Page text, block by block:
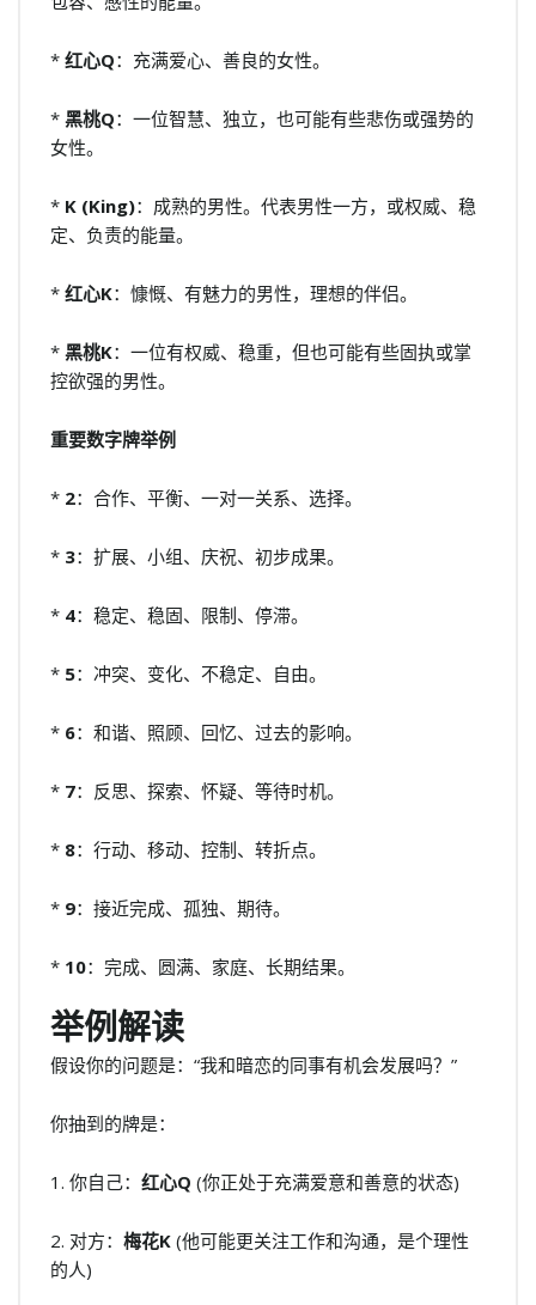
* 红心Q：充满爱心、善良的女性。
* 黑桃Q：一位智慧、独立，也可能有些悲伤或强势的
女性。
* K (King)：成熟的男性。代表男性一方，或权威、稳
定、负责的能量。
* 红心K：慷慨、有魅力的男性，理想的伴侣。
* 黑桃K：一位有权威、稳重，但也可能有些固执或掌
控欲强的男性。
重要数字牌举例
* 2：合作、平衡、一对一关系、选择。
* 3：扩展、小组、庆祝、初步成果。
* 4：稳定、稳固、限制、停滞。
* 5：冲突、变化、不稳定、自由。
* 6：和谐、照顾、回忆、过去的影响。
* 7：反思、探索、怀疑、等待时机。
* 8：行动、移动、控制、转折点。
* 9：接近完成、孤独、期待。
* 10：完成、圆满、家庭、长期结果。
举例解读
假设你的问题是：“我和暗恋的同事有机会发展吗？”
你抽到的牌是：
1. 你自己： 红心Q (你正处于充满爱意和善意的状态)
2. 对方： 梅花K (他可能更关注工作和沟通，是个理性
的人)